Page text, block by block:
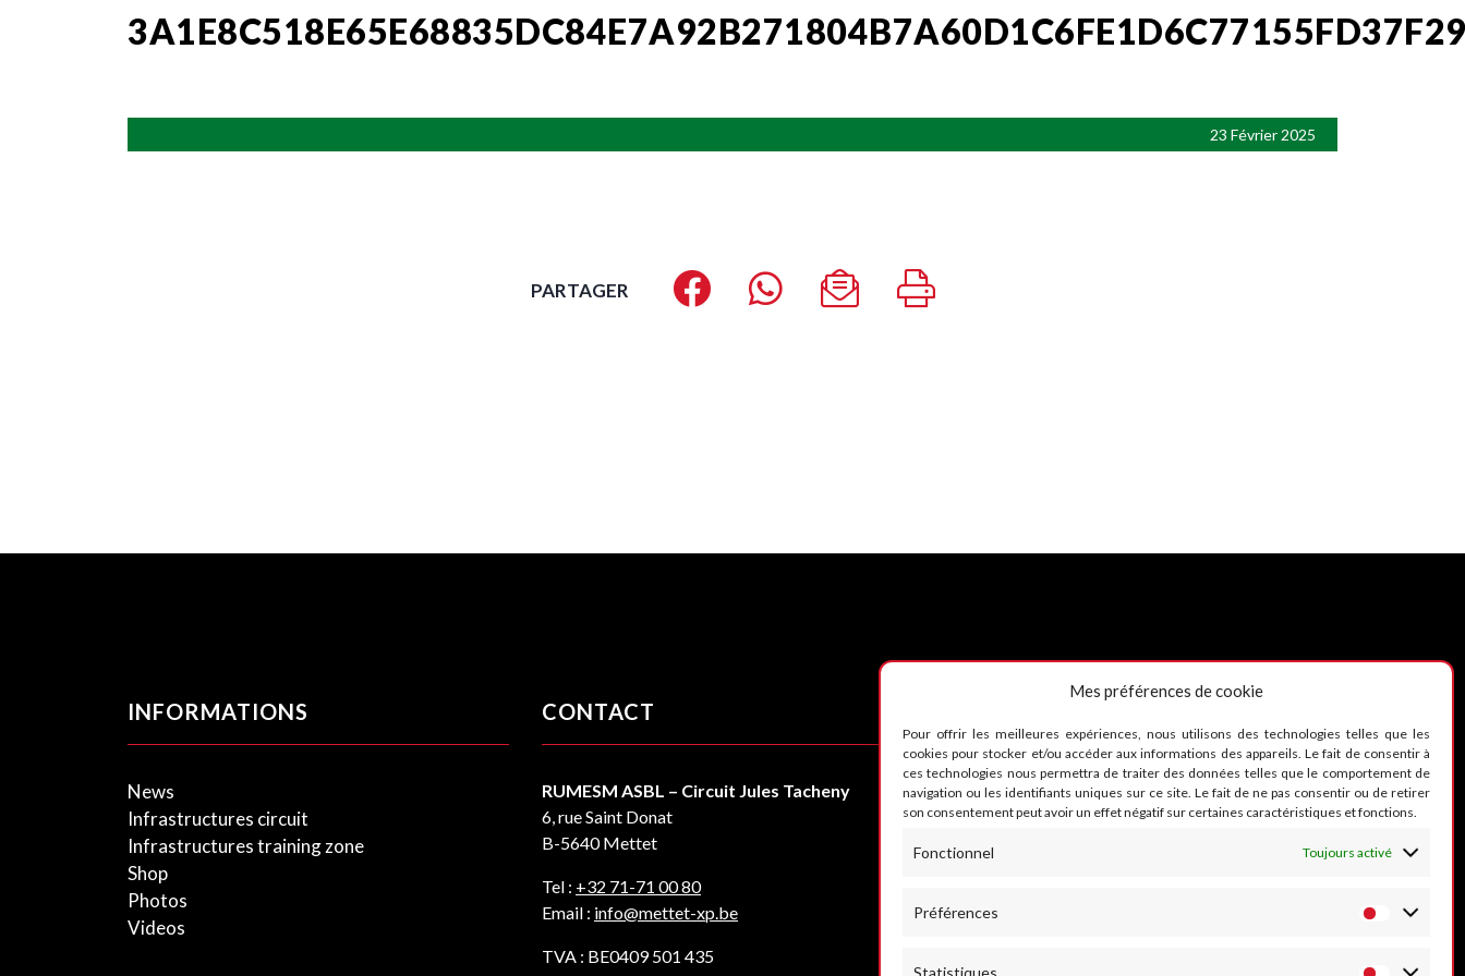
Mes préférences de cookie
Pour offrir les meilleures expériences, nous utilisons des technologies telles que les
cookies pour stocker et/ou accéder aux informations des appareils. Le fait de consentir à
ces technologies nous permettra de traiter des données telles que le comportement de
navigation ou les identifiants uniques sur ce site. Le fait de ne pas consentir ou de retirer
son consentement peut avoir un effet négatif sur certaines caractéristiques et fonctions.
Fonctionnel Toujours activé
Préférences
Statistiques
23 Février 2025
PARTAGER
INFORMATIONS
News
Infrastructures circuit
Infrastructures training zone
Shop
Photos
Videos
CONTACT
RUMESM ASBL – Circuit Jules Tacheny
6, rue Saint Donat
B-5640 Mettet
Tel : +32 71-71 00 80
Email : info@mettet-xp.be
TVA : BE0409 501 435